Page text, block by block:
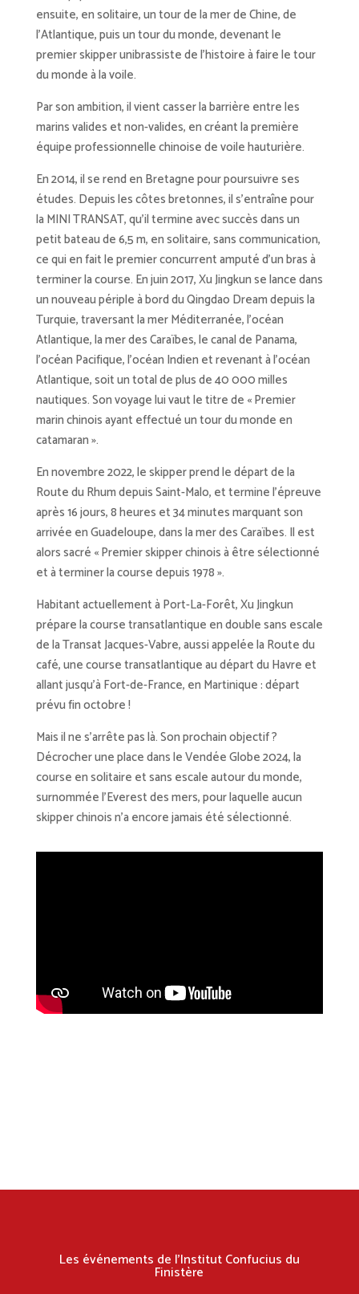
ensuite, en solitaire, un tour de la mer de Chine, de
l’Atlantique, puis un tour du monde, devenant le
premier skipper unibrassiste de l’histoire à faire le tour
du monde à la voile.
Par son ambition, il vient casser la barrière entre les
marins valides et non-valides, en créant la première
équipe professionnelle chinoise de voile hauturière.
En 2014, il se rend en Bretagne pour poursuivre ses
études. Depuis les côtes bretonnes, il s’entraîne pour
la MINI TRANSAT, qu’il termine avec succès dans un
petit bateau de 6,5 m, en solitaire, sans communication,
ce qui en fait le premier concurrent amputé d’un bras à
terminer la course. En juin 2017, Xu Jingkun se lance dans
un nouveau périple à bord du Qingdao Dream depuis la
Turquie, traversant la mer Méditerranée, l’océan
Atlantique, la mer des Caraïbes, le canal de Panama,
l’océan Pacifique, l’océan Indien et revenant à l’océan
Atlantique, soit un total de plus de 40 000 milles
nautiques. Son voyage lui vaut le titre de « Premier
marin chinois ayant effectué un tour du monde en
catamaran ».
En novembre 2022, le skipper prend le départ de la
Route du Rhum depuis Saint-Malo, et termine l’épreuve
après 16 jours, 8 heures et 34 minutes marquant son
arrivée en Guadeloupe, dans la mer des Caraïbes. Il est
alors sacré « Premier skipper chinois à être sélectionné
et à terminer la course depuis 1978 ».
Habitant actuellement à Port-La-Forêt, Xu Jingkun
prépare la course transatlantique en double sans escale
de la Transat Jacques-Vabre, aussi appelée la Route du
café, une course transatlantique au départ du Havre et
allant jusqu’à Fort-de-France, en Martinique : départ
prévu fin octobre !
Mais il ne s’arrête pas là. Son prochain objectif ?
Décrocher une place dans le Vendée Globe 2024, la
course en solitaire et sans escale autour du monde,
surnommée l’Everest des mers, pour laquelle aucun
skipper chinois n’a encore jamais été sélectionné.
Les événements de l’Institut Confucius du
Finistère